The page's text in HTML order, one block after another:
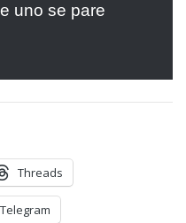
uno se pare
Threads
Telegram